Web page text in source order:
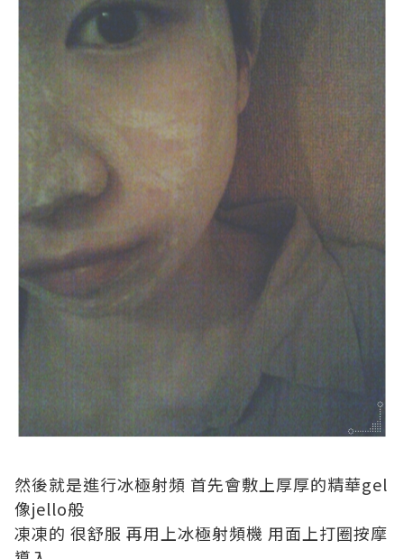
然後就是進行冰極射頻 首先會敷上厚厚的精華gel
像jello般
凍凍的 很舒服 再用上冰極射頻機 用面上打圈按摩